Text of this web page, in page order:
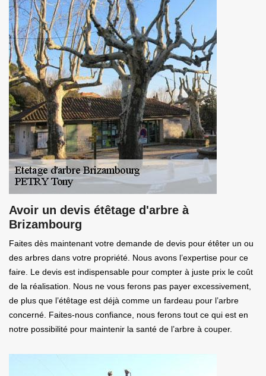
Avoir un devis étêtage d'arbre à
Brizambourg
Faites dès maintenant votre demande de devis pour étêter un ou
des arbres dans votre propriété. Nous avons l’expertise pour ce
faire. Le devis est indispensable pour compter à juste prix le coût
de la réalisation. Nous ne vous ferons pas payer excessivement,
de plus que l’étêtage est déjà comme un fardeau pour l’arbre
concerné. Faites-nous confiance, nous ferons tout ce qui est en
notre possibilité pour maintenir la santé de l’arbre à couper.